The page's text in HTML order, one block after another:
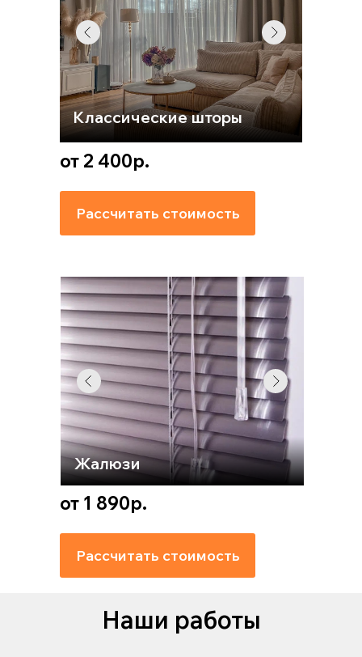
Рассчитать стоимость
от 1 890р.
Жалюзи
Рассчитать стоимость
от 2 400р.
Классические шторы
Наши работы